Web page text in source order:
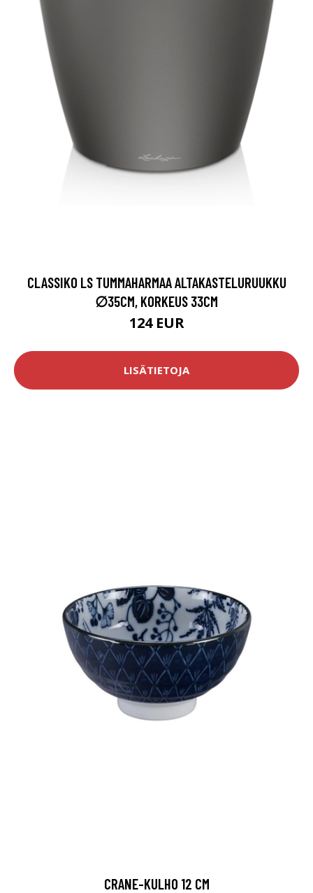
CLASSIKO LS TUMMAHARMAA ALTAKASTELURUUKKU
∅35CM, KORKEUS 33CM
124 EUR
LISÄTIETOJA
CRANE-KULHO 12 CM